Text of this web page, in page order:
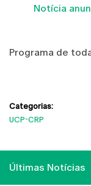
Notícia
Programa de
Categorias:
UCP-CRP
Últimas Notícias